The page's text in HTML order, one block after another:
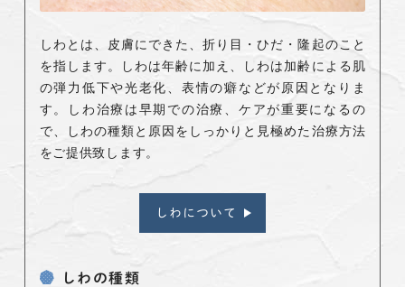
しわとは、皮膚にできた、折り目・ひだ・隆起のこと
を指します。しわは年齢に加え、しわは加齢による肌
の弾力低下や光老化、表情の癖などが原因となりま
す。しわ治療は早期での治療、ケアが重要になるの
で、しわの種類と原因をしっかりと見極めた治療方法
をご提供致します。
しわについて
しわの種類